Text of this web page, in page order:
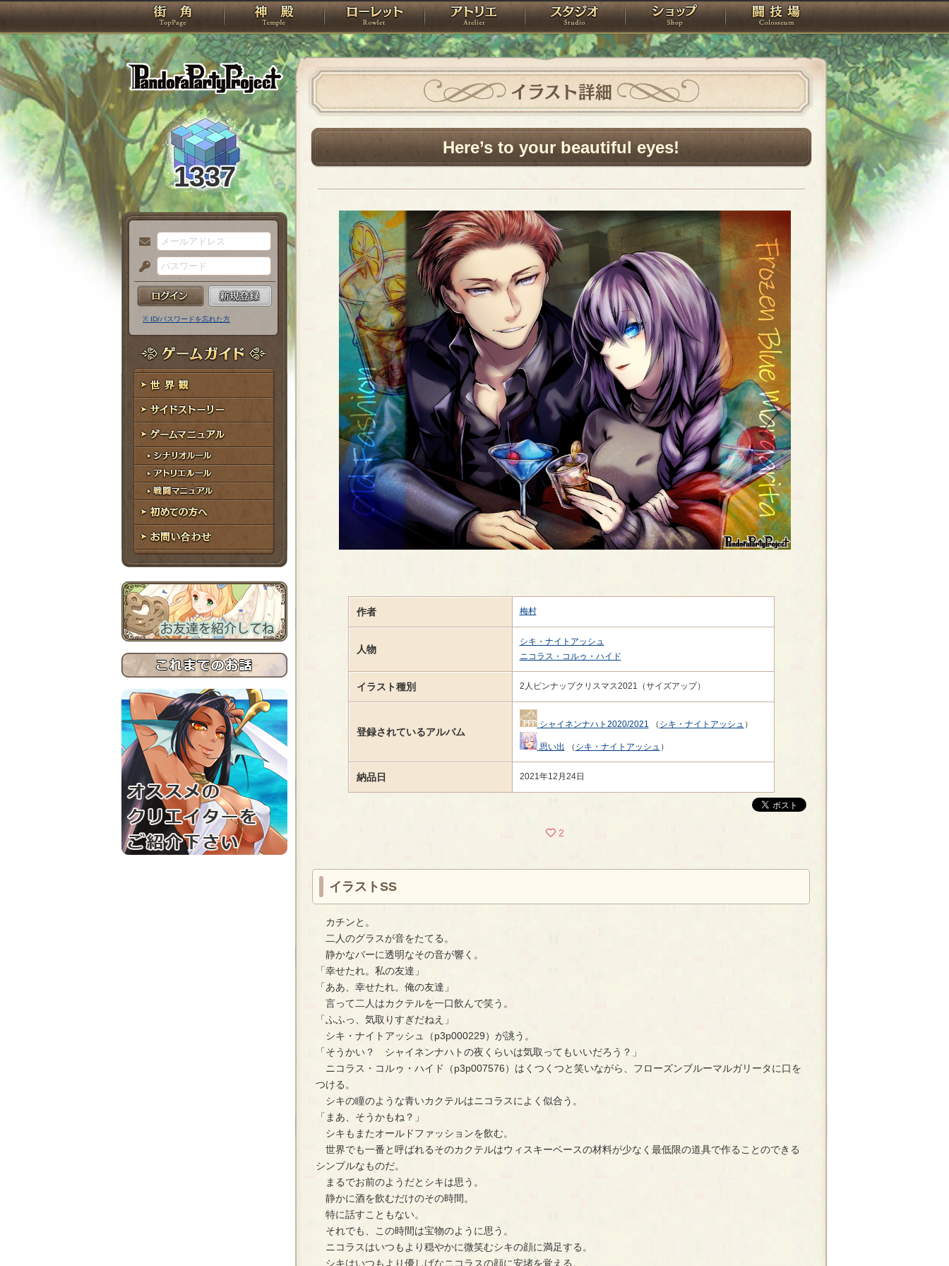
PandoraPartyProject
TOP 神殿 ローレット アトリエ スタジオ ショップ 闘技場
1337
メ
ー
ル
ア
ド
レ
ス
パ
ス
ー
ド
※ ID/パスワードを忘れた方
ゲームガイド
世界観
サイドストーリー
ゲームマニュアル
シナリオルール
アトリエルール
戦闘マニュアル
初めての方へ
お問い合わせ
イラスト詳細
Here’s to your beautiful eyes!
作者 梅村
人物
シキ・ナイトアッシュ
ニコラス・コルゥ・ハイド
イラスト種別 2人ピンナップクリスマス2021（サイズアップ）
登録されているアルバム
シャイネンナハト2020/2021 （ シキ・ナイトアッシュ ）
思い出 （ シキ・ナイトアッシュ ）
納品日 2021年12月24日
2
イラストSS
カチンと。
二人のグラスが音をたてる。
静かなバーに透明なその音が響く。
「幸せたれ。私の友達」
「ああ、幸せたれ。俺の友達」
言って二人はカクテルを一口飲んで笑う。
「ふふっ、気取りすぎだねえ」
シキ・ナイトアッシュ（p3p000229）が誂う。
「そうかい？ シャイネンナハトの夜くらいは気取ってもいいだろう？」
ニコラス・コルゥ・ハイド（p3p007576）はくつくつと笑いながら、フローズンブルーマルガリータに口を
つける。
シキの瞳のような青いカクテルはニコラスによく似合う。
「まあ、そうかもね？」
シキもまたオールドファッションを飲む。
世界でも一番と呼ばれるそのカクテルはウィスキーベースの材料が少なく最低限の道具で作ることのできる
シンプルなものだ。
まるでお前のようだとシキは思う。
静かに酒を飲むだけのその時間。
特に話すこともない。
それでも、この時間は宝物のように思う。
ニコラスはいつもより穏やかに微笑むシキの顔に満足する。
シキはいつもより優しげなニコラスの顔に安堵を覚える。